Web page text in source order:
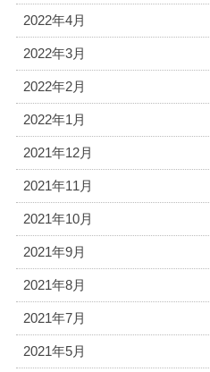
2022年4月
2022年3月
2022年2月
2022年1月
2021年12月
2021年11月
2021年10月
2021年9月
2021年8月
2021年7月
2021年5月